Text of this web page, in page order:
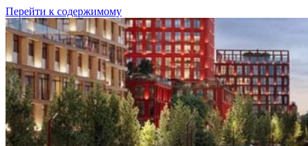
Перейти к содержимому